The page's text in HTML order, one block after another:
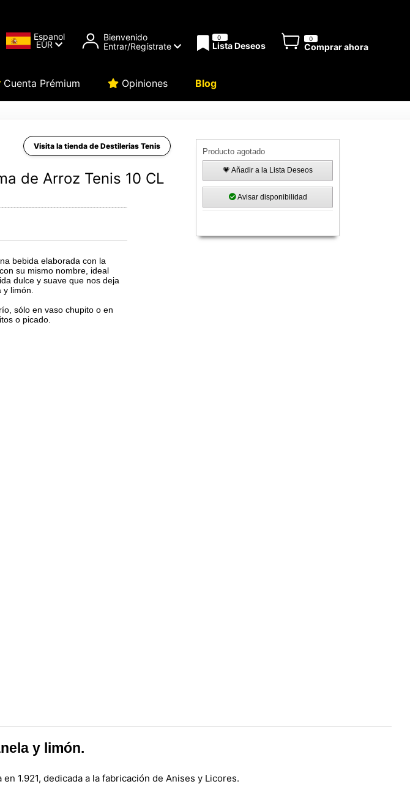
Espanol
EUR
Bienvenido
Entrar/Regístrate
0
Lista Deseos
0
Comprar ahora
Cuenta Prémium Opiniones Blog
Visita la tienda de Destilerias Tenis
de Arroz Tenis 10 CL
bebida elaborada con la
su mismo nombre, ideal
dulce y suave que nos deja
limón.
sólo en vaso chupito o en
o picado.
Producto agotado
💗 Añadir a la Lista Deseos
Avisar disponibilidad
y limón.
1.921, dedicada a la fabricación de Anises y Licores.